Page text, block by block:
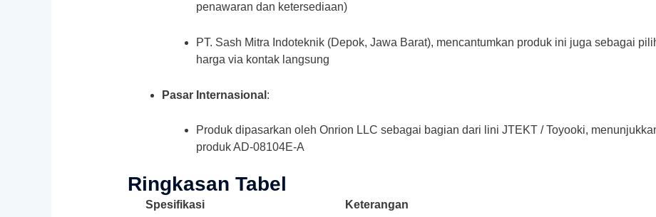
penawaran dan ketersediaan)
PT. Sash Mitra Indoteknik (Depok, Jawa Barat), mencantumkan produk ini juga sebagai
harga via kontak langsung
Pasar Internasional :
Produk dipasarkan oleh Onrion LLC sebagai bagian dari lini JTEKT / Toyooki,
produk AD‑08104E‑A
Ringkasan Tabel
Spesifikasi
Keterangan